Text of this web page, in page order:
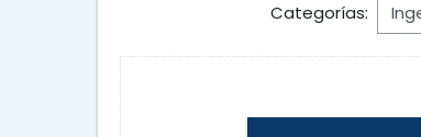
Categorías: